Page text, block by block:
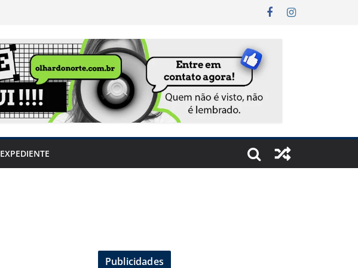
EXPEDIENTE
Publicidades